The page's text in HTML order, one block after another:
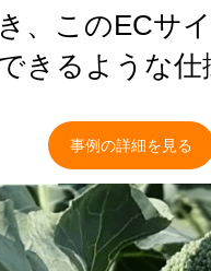
、このECサ
きるような
事例の詳細を見る